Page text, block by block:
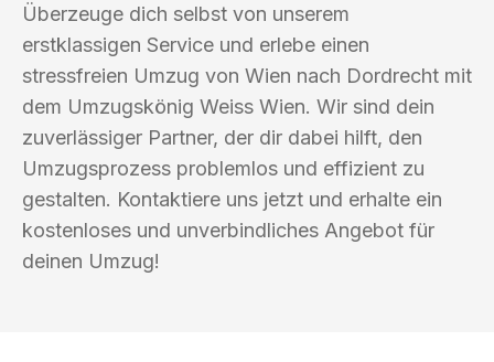
Überzeuge dich selbst von unserem
erstklassigen Service und erlebe einen
stressfreien Umzug von Wien nach Dordrecht mit
dem Umzugskönig Weiss Wien. Wir sind dein
zuverlässiger Partner, der dir dabei hilft, den
Umzugsprozess problemlos und effizient zu
gestalten. Kontaktiere uns jetzt und erhalte ein
kostenloses und unverbindliches Angebot für
deinen Umzug!